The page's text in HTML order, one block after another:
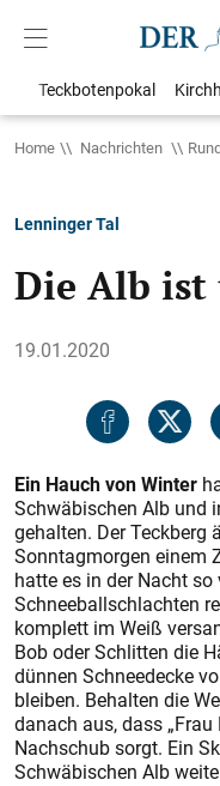
Teckbotenpokal
Home Nachrichten
Lenninger Tal
Die Alb ist
19.01.2020
Ein Hauch von Winter
Schwäbischen Alb und
gehalten. Der Teckberg
Sonntagmorgen einem
hatte es in der Nacht
Schneeballschlachten
komplett im Weiß
Bob oder Schlitten die
dünnen Schneedecke
bleiben. Behalten die
danach aus, dass
Nachschub sorgt. Ein
Schwäbischen Alb